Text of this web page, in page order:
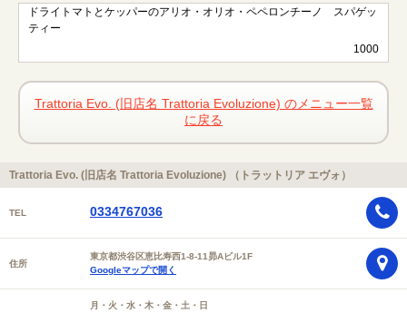
ドライトマトとケッパーのアリオ・オリオ・ペペロンチーノ スパゲッ
ティー
1000
Trattoria Evo. (旧店名 Trattoria Evoluzione) のメニュー一覧
に戻る
Trattoria Evo. (旧店名 Trattoria Evoluzione) （トラットリア エヴォ）
TEL 0334767036
住所
東京都渋谷区恵比寿西1-8-11昴Aビル1F
Googleマップで開く
月・火・水・木・金・土・日